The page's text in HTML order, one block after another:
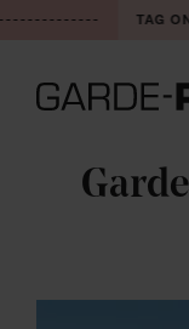
TAG